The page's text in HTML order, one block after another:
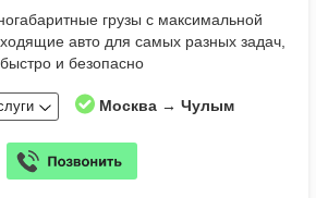
грузы с максимальной
авто для самых разных задач,
быстро и безопасно
Москва → Чулым